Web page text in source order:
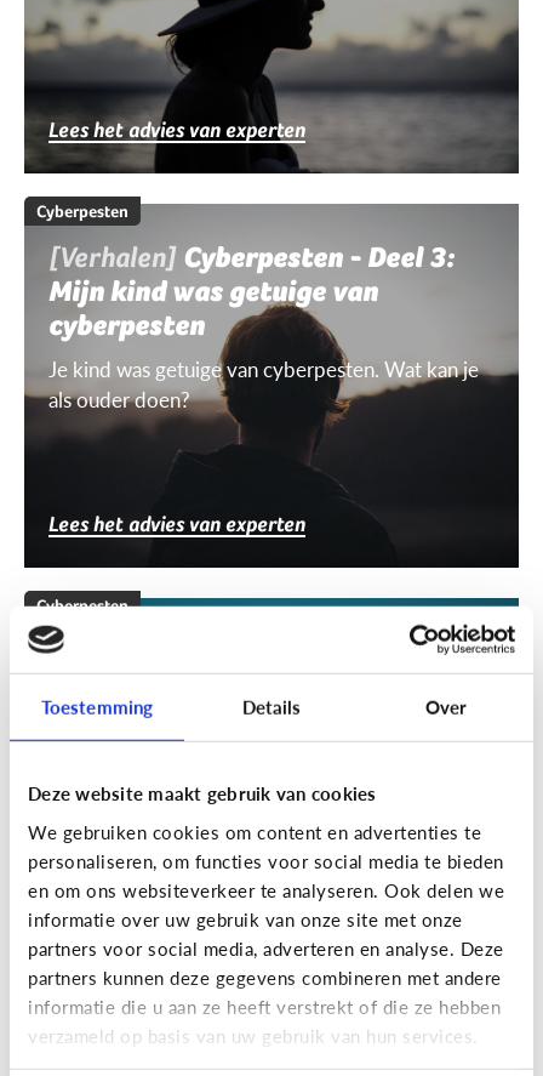
Toestemming Details Over
Deze website maakt gebruik van cookies
We gebruiken cookies om content en advertenties te
personaliseren, om functies voor social media te bieden
en om ons websiteverkeer te analyseren. Ook delen we
informatie over uw gebruik van onze site met onze
partners voor social media, adverteren en analyse. Deze
partners kunnen deze gegevens combineren met andere
informatie die u aan ze heeft verstrekt of die ze hebben
verzameld op basis van uw gebruik van hun services.
Lees het advies van experten
Cyberpesten
[Verhalen] Cyberpesten - Deel 3:
Mijn kind was getuige van
cyberpesten
Je kind was getuige van cyberpesten. Wat kan je
als ouder doen?
Lees het advies van experten
Cyberpesten
[Klik & Print]
cyberpesten
Cyberpesten
Welke tieners lopen een groter